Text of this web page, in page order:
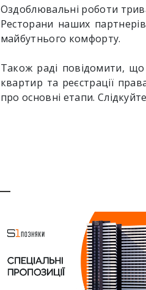
Оздоблювальні роботи
Ресторани наших
майбутнього комфорту.
Також раді повідомити, що
квартир та реєстрації
про основні етапи.